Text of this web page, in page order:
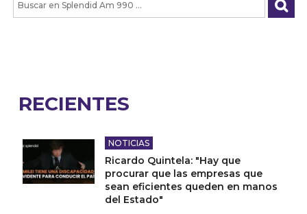
RECIENTES
NOTICIAS
Ricardo Quintela: "Hay que
procurar que las empresas que
sean eficientes queden en manos
del Estado"